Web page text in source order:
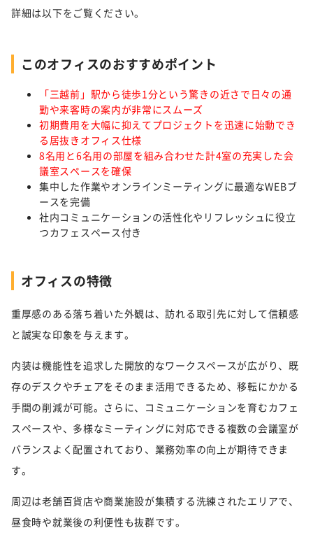
詳細は以下をご覧ください。
このオフィスのおすすめポイント
「三越前」駅から徒歩1分という驚きの近さで日々の通
勤や来客時の案内が非常にスムーズ
初期費用を大幅に抑えてプロジェクトを迅速に始動でき
る居抜きオフィス仕様
8名用と6名用の部屋を組み合わせた計4室の充実した会
議室スペースを確保
集中した作業やオンラインミーティングに最適なWEBブ
ースを完備
社内コミュニケーションの活性化やリフレッシュに役立
つカフェスペース付き
オフィスの特徴
重厚感のある落ち着いた外観は、訪れる取引先に対して信頼感
と誠実な印象を与えます。
内装は機能性を追求した開放的なワークスペースが広がり、既
存のデスクやチェアをそのまま活用できるため、移転にかかる
手間の削減が可能。さらに、コミュニケーションを育むカフェ
スペースや、多様なミーティングに対応できる複数の会議室が
バランスよく配置されており、業務効率の向上が期待できま
す。
周辺は老舗百貨店や商業施設が集積する洗練されたエリアで、
昼食時や就業後の利便性も抜群です。